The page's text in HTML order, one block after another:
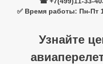
✅ Время работы: Пн-Пт
Узнайте
Южный Гоа